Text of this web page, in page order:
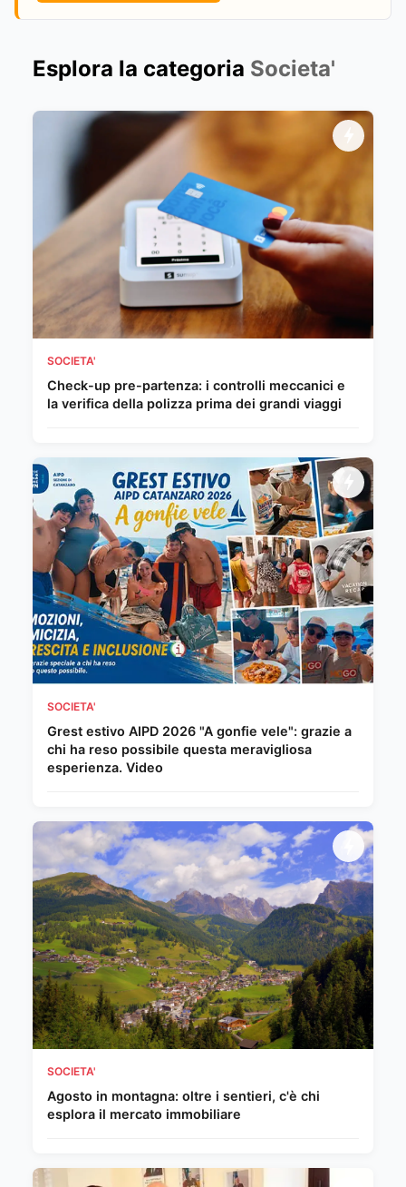
Esplora la categoria Societa'
SOCIETA'
Check-up pre-partenza: i controlli meccanici e
la verifica della polizza prima dei grandi viaggi
SOCIETA'
Grest estivo AIPD 2026 "A gonfie vele": grazie a
chi ha reso possibile questa meravigliosa
esperienza. Video
SOCIETA'
Agosto in montagna: oltre i sentieri, c'è chi
esplora il mercato immobiliare